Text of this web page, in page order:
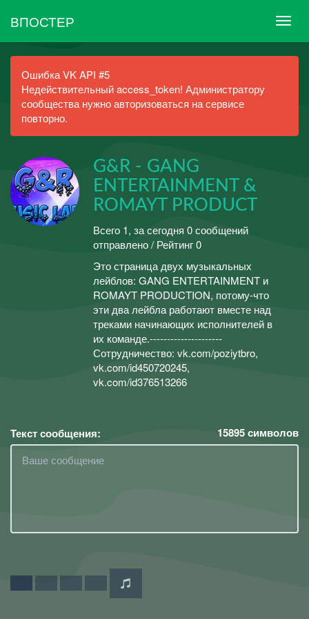
ВПОСТЕР
Ошибка VK API #5
Недействительный access_token! Администратору
сообщества нужно авторизоваться на сервисе
повторно.
G&R - GANG
ENTERTAINMENT &
ROMAYT PRODUCT
Всего 1, за сегодня 0 сообщений
отправлено / Рейтинг 0
Это страница двух музыкальных
лейблов: GANG ENTERTAINMENT и
ROMAYT PRODUCTION, потому-что
эти два лейбла работают вместе над
треками начинающих исполнителей в
их команде.---------------------
Сотрудничество: vk.com/poziytbro,
vk.com/id450720245,
vk.com/id376513266
Текст сообщения: 15895символов